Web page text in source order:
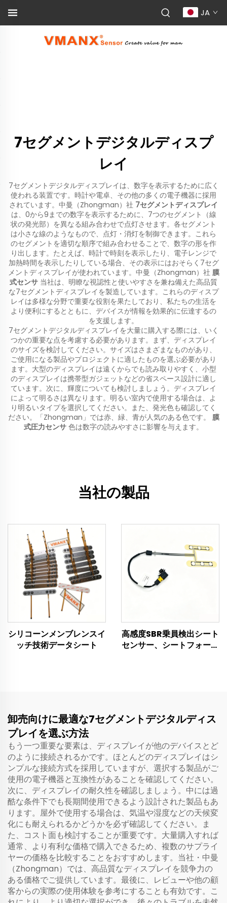
JA
7セグメントデジタルディスプ
レイ
7セグメントデジタルディスプレイは、数字を表示するために広く
使われる装置です。時計や電卓、その他の多くの電子機器に採用
されています。中曼（Zhongman）社 7セグメントディスプレイ
は、0から9までの数字を表示するために、7つのセグメント（線
状の発光部）を異なる組み合わせで点灯させます。各セグメント
は小さな線のようなもので、点灯・消灯を制御できます。これら
のセグメントを適切な順序で組み合わせることで、数字の形を作
り出します。たとえば、時計で時刻を表示したり、電子レンジで
加熱時間を表示したりしている場合、その表示にはおそらく7セグ
メントディスプレイが使われています。中曼（Zhongman）社 膜
式センサ 当社は、明瞭な視認性と使いやすさを兼ね備えた高品質
な7セグメントディスプレイを製造しています。これらのディスプ
レイは多様な分野で重要な役割を果たしており、私たちの生活を
より便利にするとともに、デバイスが情報を効果的に伝達するの
を支援します。
7セグメントデジタルディスプレイを大量に購入する際には、いく
つかの重要な点を考慮する必要があります。まず、ディスプレイ
のサイズを検討してください。サイズはさまざまなものがあり、
ご使用になる製品やプロジェクトに適したものを選ぶ必要があり
ます。大型のディスプレイは遠くからでも読み取りやすく、小型
のディスプレイは携帯型ガジェットなどの省スペース設計に適し
ています。次に、輝度についても検討しましょう。ディスプレイ
によって明るさは異なります。明るい室内で使用する場合は、よ
り明るいタイプを選択してください。また、発光色も確認してく
ださい。「Zhongman」では赤、緑、青が人気のある色です。 膜
式圧力センサ 色は数字の読みやすさに影響を与えます。
当社の製品
シリコーンメンブレンスイ
ッチ技術データシート
高感度SBR乗員検出シート
センサー、シートフォーム
卸売向けに最適な7セグメントデジタルディス
プレイを選ぶ方法
もう一つ重要な要素は、ディスプレイが他のデバイスとど
のように接続されるかです。ほとんどのディスプレイはシ
ンプルな接続方式を採用していますが、選択する製品がご
使用の電子機器と互換性があることを確認してください。
次に、ディスプレイの耐久性を確認しましょう。中には過
酷な条件下でも長期間使用できるよう設計された製品もあ
ります。屋外で使用する場合は、気温や湿度などの天候変
化にも耐えられるかどうかを必ず確認してください。ま
た、コスト面も検討することが重要です。大量購入すれば
通常、より有利な価格で購入できるため、複数のサプライ
ヤーの価格を比較することをおすすめします。当社・中曼
（Zhongman）では、高品質なディスプレイを競争力の
ある価格でご提供しています。最後に、レビューや他の顧
客からの実際の使用体験を参考にすることも有効です。こ